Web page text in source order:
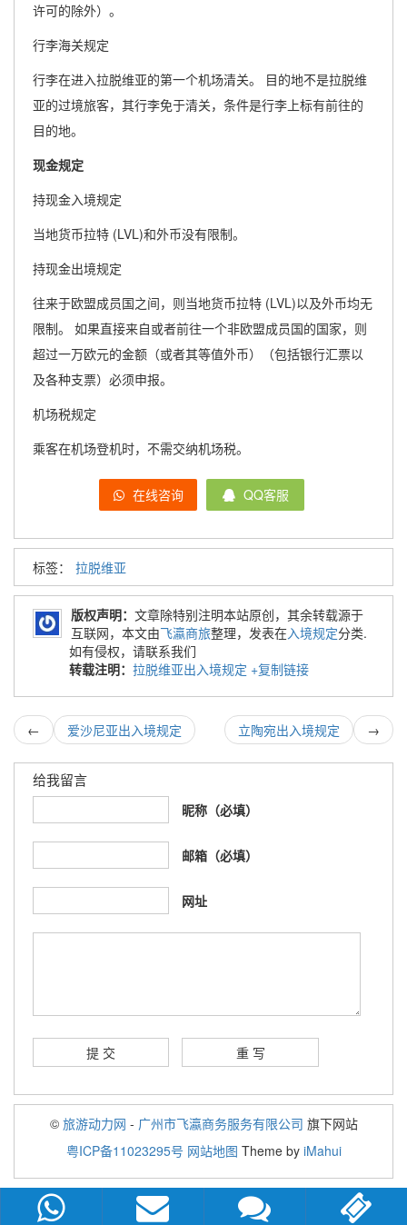
许可的除外）。
行李海关规定
行李在进入拉脱维亚的第一个机场清关。 目的地不是拉脱维
亚的过境旅客，其行李免于清关，条件是行李上标有前往的
目的地。
现金规定
持现金入境规定
当地货币拉特 (LVL)和外币没有限制。
持现金出境规定
往来于欧盟成员国之间，则当地货币拉特 (LVL)以及外币均无
限制。 如果直接来自或者前往一个非欧盟成员国的国家，则
超过一万欧元的金额（或者其等值外币）（包括银行汇票以
及各种支票）必须申报。
机场税规定
乘客在机场登机时，不需交纳机场税。
在线咨询 QQ客服
标签： 拉脱维亚
版权声明： 文章除特别注明本站原创，其余转载源于
互联网，本文由飞瀛商旅整理，发表在入境规定分类.
如有侵权，请联系我们
转载注明： 拉脱维亚出入境规定 +复制链接
← 爱沙尼亚出入境规定 →
立陶宛出入境规定
给我留言
昵称（必填）
邮箱（必填）
网址
© 旅游动力网 - 广州市飞瀛商务服务有限公司 旗下网站
粤ICP备11023295号 网站地图 Theme by iMahui